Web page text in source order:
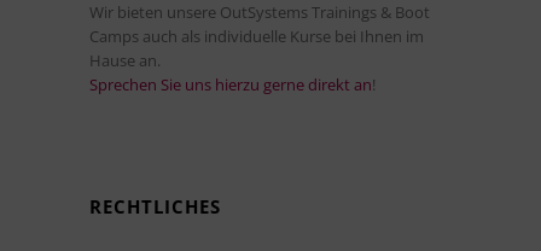
Wir bieten unsere OutSystems Trainings & Boot
Camps auch als individuelle Kurse bei Ihnen im
Hause an.
Sprechen Sie uns hierzu gerne direkt an!
RECHTLICHES